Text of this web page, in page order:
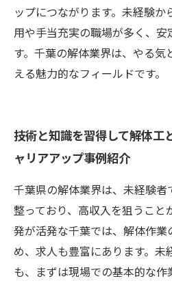
ップにつながります。未経験
用や手当充実の職場が多く、
す。千葉の解体業界は、やる気
える魅力的なフィールドです。
技術と知識を習得して解体工
ャリアアップ事例紹介
千葉県の解体業界は、未経験
整っており、高収入を狙うこと
発が活発な千葉では、解体作
め、求人も豊富にあります。未
も、まずは現場での基本的な